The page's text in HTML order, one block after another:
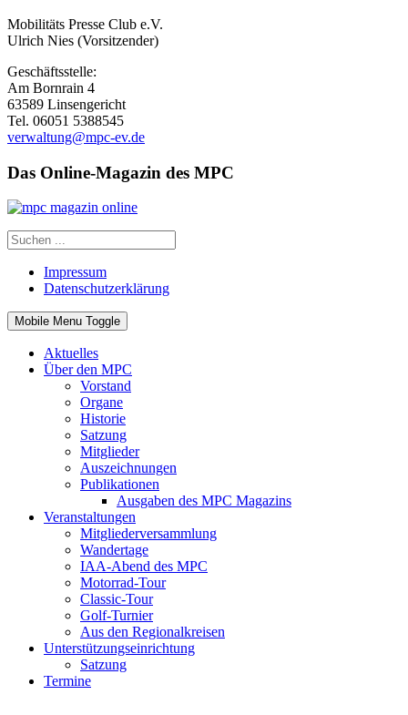
Mobilitäts Presse Club e.V.
Ulrich Nies (Vorsitzender)
Geschäftsstelle:
Am Bornrain 4
63589 Linsengericht
Tel. 06051 5388545
verwaltung@mpc-ev.de
Das Online-Magazin des MPC
Impressum
Datenschutzerklärung
Mobile Menu Toggle
Aktuelles
Über den MPC
Vorstand
Organe
Historie
Satzung
Mitglieder
Auszeichnungen
Publikationen
Ausgaben des MPC Magazins
Veranstaltungen
Mitgliederversammlung
Wandertage
IAA-Abend des MPC
Motorrad-Tour
Classic-Tour
Golf-Turnier
Aus den Regionalkreisen
Unterstützungseinrichtung
Satzung
Termine